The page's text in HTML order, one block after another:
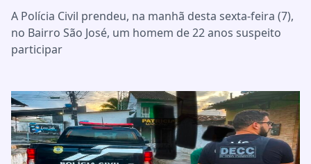
A Polícia Civil prendeu, na manhã desta sexta-feira (7),
no Bairro São José, um homem de 22 anos suspeito
participar